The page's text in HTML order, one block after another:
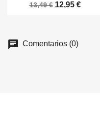
13,49 € 12,95 €
Comentarios (0)